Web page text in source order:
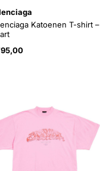
Katoenen T-shirt –